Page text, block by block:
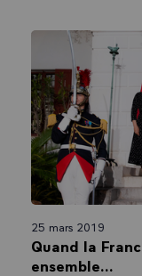
25 mars 2019
Quand la
ensemble...